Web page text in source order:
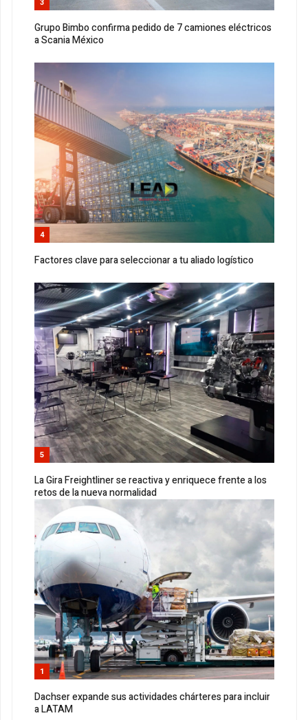
3
Grupo Bimbo confirma pedido de 7 camiones eléctricos
a Scania México
4
Factores clave para seleccionar a tu aliado logístico
5
La Gira Freightliner se reactiva y enriquece frente a los
retos de la nueva normalidad
1
Dachser expande sus actividades chárteres para incluir
a LATAM